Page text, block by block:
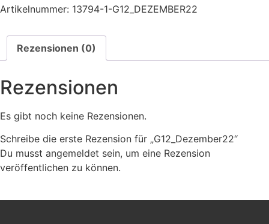
Artikelnummer: 13794-1-G12_DEZEMBER22
Rezensionen (0)
Rezensionen
Es gibt noch keine Rezensionen.
Schreibe die erste Rezension für „G12_Dezember22“
Du musst angemeldet sein, um eine Rezension
veröffentlichen zu können.